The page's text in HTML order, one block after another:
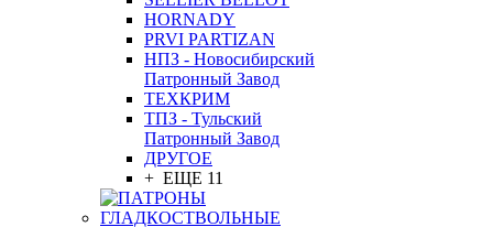
HORNADY
PRVI PARTIZAN
НПЗ - Новосибирский
Патронный Завод
ТЕХКРИМ
ТПЗ - Тульский
Патронный Завод
ДРУГОЕ
+ ЕЩЕ 11